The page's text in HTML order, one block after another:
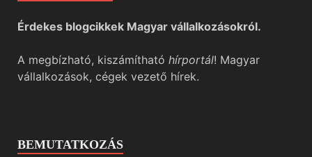
Érdekes blogcikkek Magyar vállalkozásokról.
A megbízható, kiszámítható hírportál! Magyar
vállalkozások, cégek vezető hírek.
BEMUTATKOZÁS